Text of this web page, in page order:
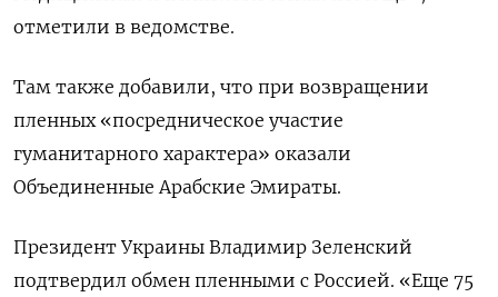
отметили в ведомстве.
Там также добавили, что при возвращении
пленных «посредническое участие
гуманитарного характера» оказали
Объединенные Арабские Эмираты.
Президент Украины Владимир Зеленский
подтвердил обмен пленными с Россией. «Еще 75